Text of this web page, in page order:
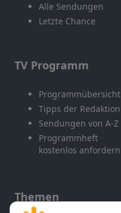
Alle Sendungen
Letzte Chance
TV Programm
Programmübersicht
Tipps der Redaktion
Sendungen von A-Z
Programmheft
kostenlos anfordern
Themen